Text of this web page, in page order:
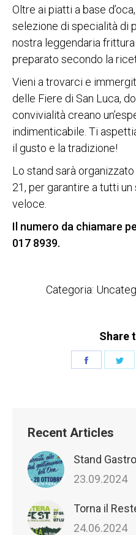
Oltre ai piatti a base
selezione di specialità di
nostra leggendaria
preparato secondo la
Vieni a trovarci e
delle Fiere di San Luca,
convivialità creano
indimenticabile. Ti
il gusto e la tradizione!
Lo stand sarà
21, per garantire a tutti
veloce.
Il numero da chiamare
017 8939.
Categoria:
Share
Condividi
Recent Articles
Stand
23.09.2024
Torna il
24.06.2024